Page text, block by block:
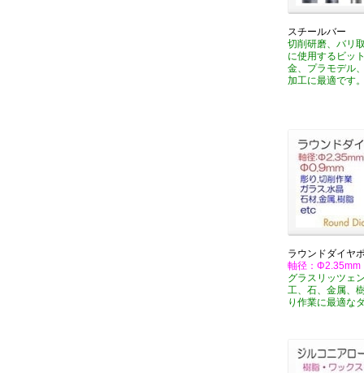
スチールバー
切削研磨、バリ
に使用するビッ
金、プラモデル
加工に最適です
ラウンドダイヤ
軸径：Φ2.35mm
グラスリッツェ
工、石、金属、
り作業に最適な